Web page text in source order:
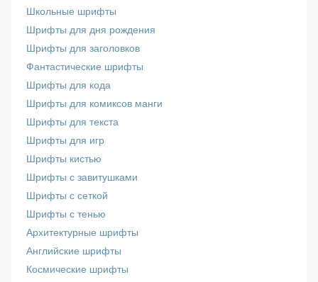
Школьные шрифты
Шрифты для дня рождения
Шрифты для заголовков
Фантастические шрифты
Шрифты для кода
Шрифты для комиксов манги
Шрифты для текста
Шрифты для игр
Шрифты кистью
Шрифты с завитушками
Шрифты с сеткой
Шрифты с тенью
Архитектурные шрифты
Английские шрифты
Космические шрифты